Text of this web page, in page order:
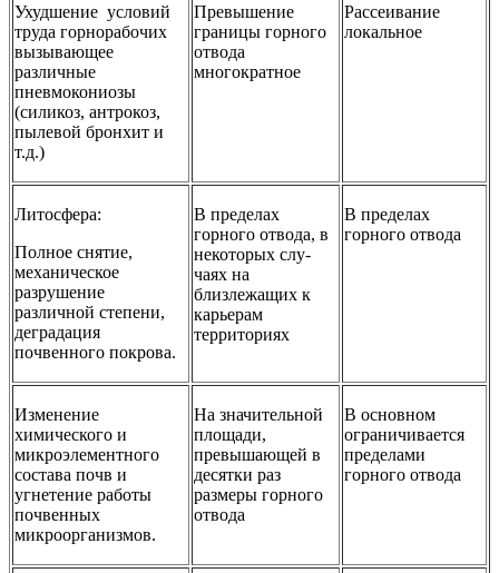
Ухудшение условий
труда горнорабочих
вызывающее
различные
пневмокониозы
(силикоз, антрокоз,
пылевой бронхит и
т.д.)
Превышение
границы горного
отвода
многократное
Рассеивание
локальное
Литосфера:
Полное снятие,
механическое
разрушение
различной степени,
деградация
почвенного покрова.
В пределах
горного от­вода, в
некоторых слу­
чаях на
близлежащих к
карьерам
территориях
В пределах
горного от­вода
Изменение
химического и
микроэлементного
состава почв и
угнетение работы
почвенных
микроорганизмов.
На значительной
площа­ди,
превышающей в
де­сятки раз
размеры гор­ного
отвода
В основном
ограничива­ется
пределами
горного отвода